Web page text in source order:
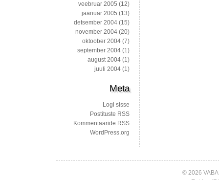
veebruar 2005 (12)
jaanuar 2005 (13)
detsember 2004 (15)
november 2004 (20)
oktoober 2004 (7)
september 2004 (1)
august 2004 (1)
juuli 2004 (1)
Meta
Logi sisse
Postituste RSS
Kommentaaride RSS
WordPress.org
© 2026